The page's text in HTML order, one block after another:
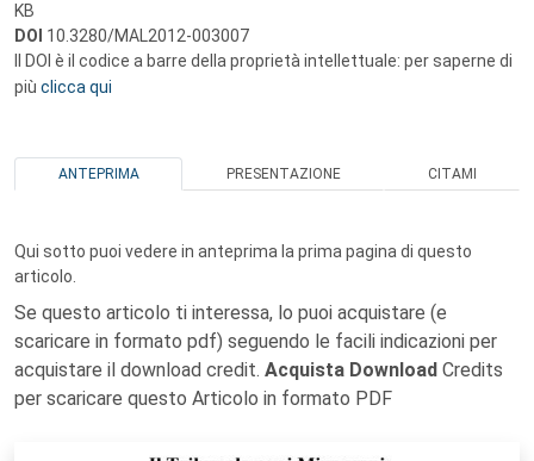
KB
DOI 10.3280/MAL2012-003007
Il DOI è il codice a barre della proprietà intellettuale: per saperne di
più clicca qui
ANTEPRIMA PRESENTAZIONE CITAMI
Qui sotto puoi vedere in anteprima la prima pagina di questo
articolo.
Se questo articolo ti interessa, lo puoi acquistare (e
scaricare in formato pdf) seguendo le facili indicazioni per
acquistare il download credit. Acquista Download Credits
per scaricare questo Articolo in formato PDF